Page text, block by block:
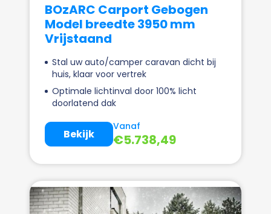
BOzARC Carport Gebogen
Model breedte 3950 mm
Vrijstaand
Stal uw auto/camper caravan dicht bij
huis, klaar voor vertrek
Optimale lichtinval door 100% licht
doorlatend dak
Vanaf
€5.738,49
Bekijk